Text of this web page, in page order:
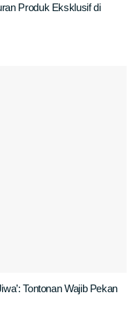
Produk Eksklusif di
Tontonan Wajib Pekan